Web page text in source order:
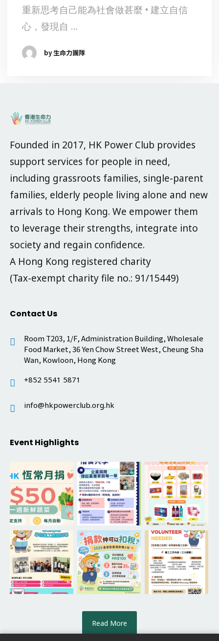
重新思考自己能為社會做甚麼 • 建立自信
心，發現自 …
by 生命力團隊
Founded in 2017, HK Power Club provides
support services for people in need,
including grassroots families, single-parent
families, elderly people living alone and new
arrivals to Hong Kong. We empower them
to leverage their strengths, integrate into
society and regain confidence.
A Hong Kong registered charity
(Tax-exempt charity file no.: 91/15449)
Contact Us
Room T203, 1/F, Administration Building, Wholesale
Food Market, 36 Yen Chow Street West, Cheung Sha
Wan, Kowloon, Hong Kong
+852 5541 5871
info@hkpowerclub.org.hk
Event Highlights
Read More